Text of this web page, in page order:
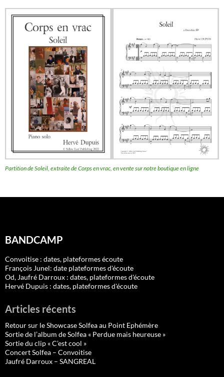
Partition de Soleil, extraite de Corps en vrac, en vente sur notre boutique en ligne
BANDCAMP
Convoitise : dates, plateformes écoute
François Junel: date plateformes d'écoute
Od, Jaufré Darroux : dates, plateformes d'écoute
Hervé Dupuis : dates, plateformes d'écoute
Articles récents
Retour sur le Showcase Solfea au Point Ephémère
Sortie de l’album de Solfea « Perdue mais heureuse »
Sortie du clip « C’est cool »
Concert Solfea – Convoitise
Jaufré Darroux – SANGREAL